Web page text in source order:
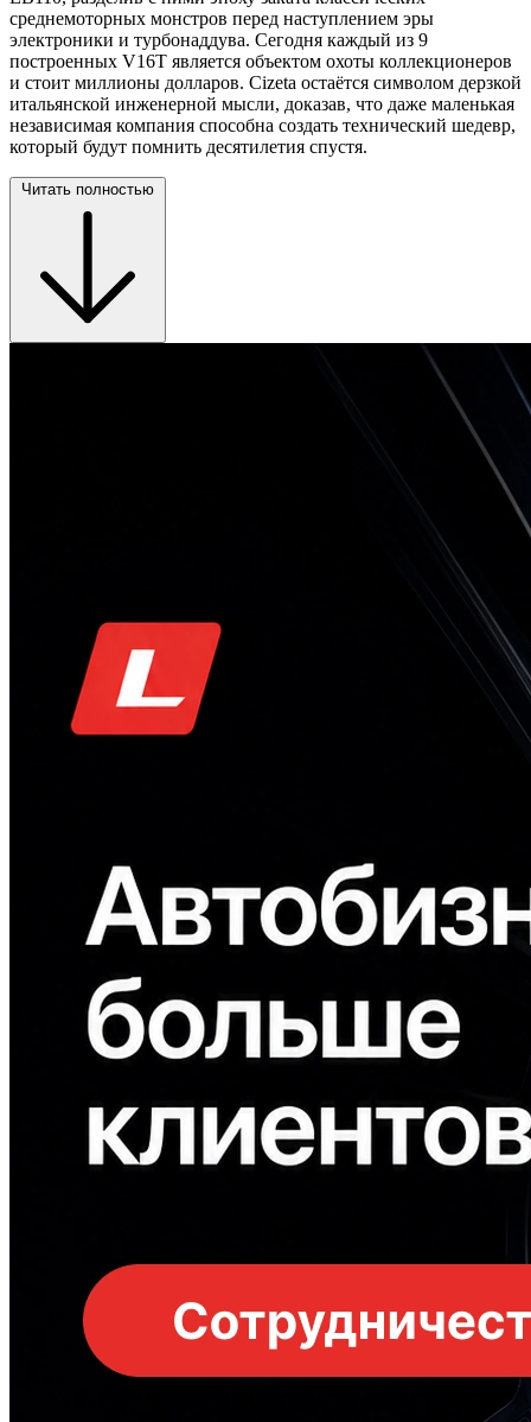
среднемоторных монстров перед наступлением эры
электроники и турбонаддува. Сегодня каждый из 9
построенных V16T является объектом охоты коллекционеров
и стоит миллионы долларов. Cizeta остаётся символом дерзкой
итальянской инженерной мысли, доказав, что даже маленькая
независимая компания способна создать технический шедевр,
который будут помнить десятилетия спустя.
Читать полностью